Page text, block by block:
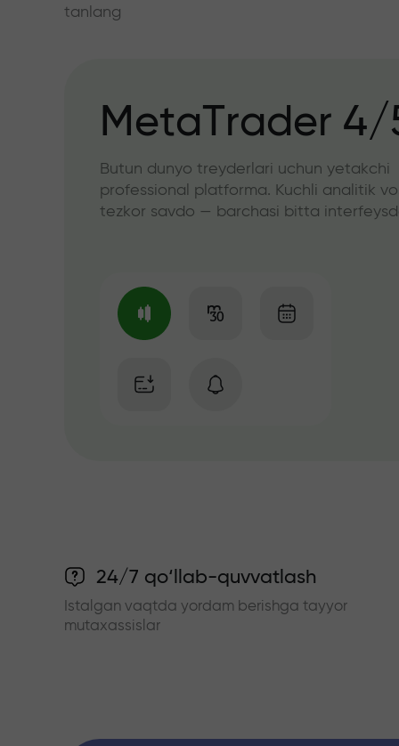
tanlang
MetaTrader 4/
Butun dunyo treyderlari uchun yetakchi
professional platforma. Kuchli analitik
tezkor savdo — barchasi bitta
24/7 qo‘llab-quvvatlash
Istalgan vaqtda yordam berishga tayyor
mutaxassislar